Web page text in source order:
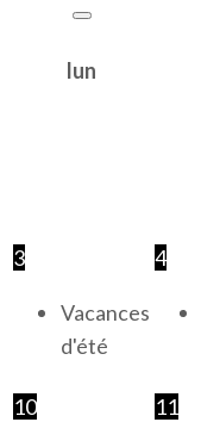
lun
3
Vacances
d'été
4
10 11